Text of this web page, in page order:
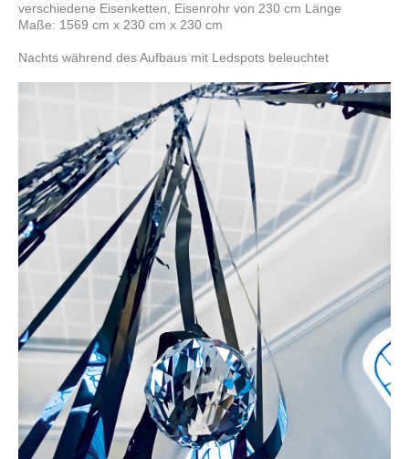
verschiedene Eisenketten, Eisenrohr von 230 cm Länge
Maße: 1569 cm x 230 cm x 230 cm
Nachts während des Aufbaus mit Ledspots beleuchtet